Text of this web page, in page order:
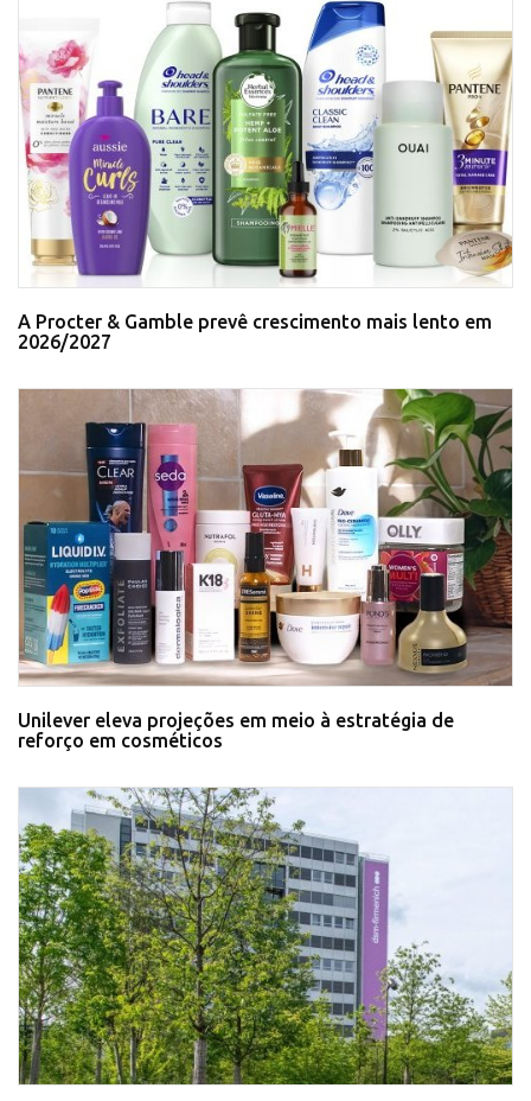
A Procter & Gamble prevê crescimento mais lento em
2026/2027
Unilever eleva projeções em meio à estratégia de
reforço em cosméticos